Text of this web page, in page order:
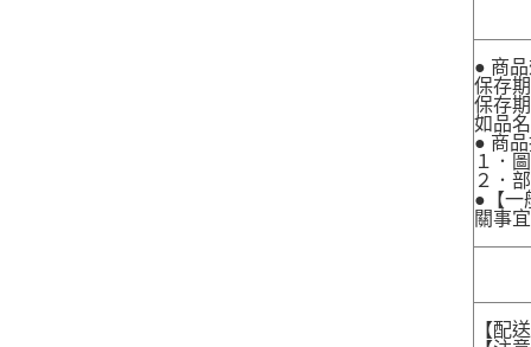
● 商
保存
保存
如品
● 商
１．
２．
●【一
關事
【配